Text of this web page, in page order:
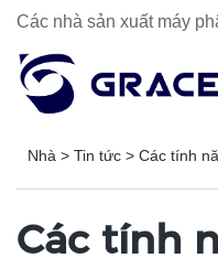
Các nhà sản xuất máy
Nhà > Tin tức > Các tính
Các tính